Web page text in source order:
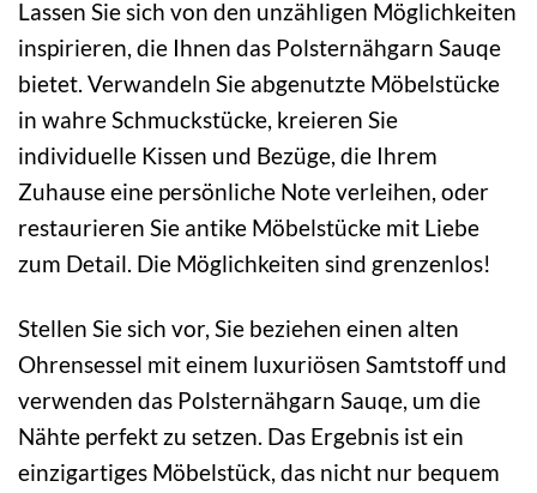
Lassen Sie sich von den unzähligen Möglichkeiten
inspirieren, die Ihnen das Polsternähgarn Sauqe
bietet. Verwandeln Sie abgenutzte Möbelstücke
in wahre Schmuckstücke, kreieren Sie
individuelle Kissen und Bezüge, die Ihrem
Zuhause eine persönliche Note verleihen, oder
restaurieren Sie antike Möbelstücke mit Liebe
zum Detail. Die Möglichkeiten sind grenzenlos!
Stellen Sie sich vor, Sie beziehen einen alten
Ohrensessel mit einem luxuriösen Samtstoff und
verwenden das Polsternähgarn Sauqe, um die
Nähte perfekt zu setzen. Das Ergebnis ist ein
einzigartiges Möbelstück, das nicht nur bequem